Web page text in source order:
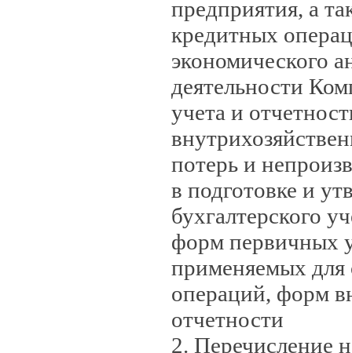
предприятия, а
кредитных
экономического
деятельности
учета и
потерь и
в подготовке и
бухгалтерского
форм первичных
применяемых для
операций, форм
отчетности
2. Перечисление